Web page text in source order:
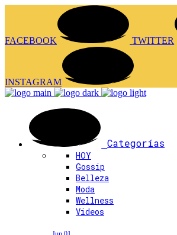
FACEBOOK TWITTER
INSTAGRAM
Categorías
HOY
Gossip
Belleza
Moda
Wellness
Videos